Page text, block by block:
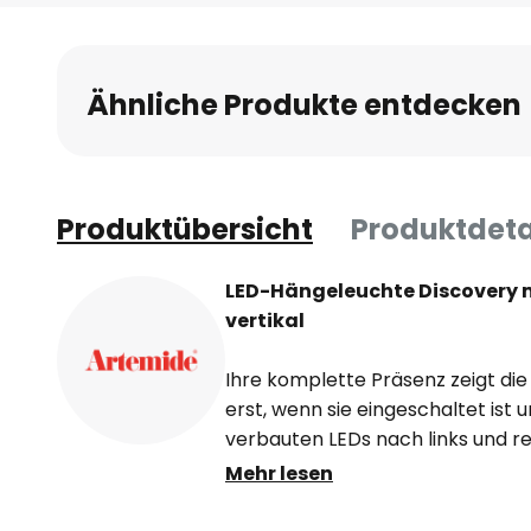
Bildgalerie
springen
Ähnliche Produkte entdecken
Produktübersicht
LED-Hängeleuchte
vertikal
Ihre komplette Präsenz zeigt
erst, wenn sie eingeschaltet ist
verbauten LEDs nach links und
ausgerichteten Schirm
Mehr lesen